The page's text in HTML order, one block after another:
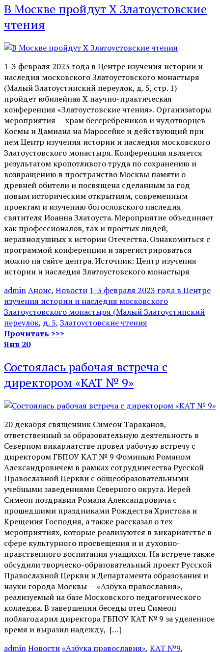
В Москве пройдут X Златоустовские
чтения
1-3 февраля 2023 года в Центре изучения истории и
наследия московского Златоустовского монастыря
(Малый Златоустинский переулок, д. 5, стр. 1)
пройдет юбилейная Х научно-практическая
конференция «Златоустовские чтения». Организаторы
мероприятия — храм бессребреников и чудотворцев
Космы и Дамиана на Маросейке и действующий при
нем Центр изучения истории и наследия московского
Златоустовского монастыря. Конференция является
результатом кропотливого труда по сохранению и
возвращению в пространство Москвы памяти о
древней обители и посвящена сделанным за год
новым историческим открытиям, современным
проектам и изучению богословского наследия
святителя Иоанна Златоуста. Мероприятие объединяет
как профессионалов, так и простых людей,
неравнодушных к истории Отечества. Ознакомиться с
программой конференции и зарегистрироваться
можно на сайте центра. Источник: Центр изучения
истории и наследия Златоустовского монастыря
adminАнонс, Новости 1-3 февраля 2023 года в Центре
изучения истории и наследия московского
Златоустовского монастыря (Малый Златоустинский
переулок, д. 5, Златоустовские чтения
Прочитать >>>
Янв 20
Состоялась рабочая встреча с
директором «КАТ № 9»
20 декабря священник Симеон Тараканов,
ответственный за образовательную деятельность в
Северном викариатстве провел рабочую встречу с
директором ГБПОУ КАТ № 9 Фоминым Романом
Александровичем в рамках сотрудничества Русской
Православной Церкви с общеобразовательными
учебными заведениями Северного округа. Иерей
Симеон поздравил Романа Александровича с
прошедшими праздниками Рождества Христова и
Крещения Господня, а также рассказал о тех
мероприятиях, которые реализуются в викариатстве в
сфере культурного просвещения и и духовно-
нравственного воспитания учащихся. На встрече также
обсудили творческо-образовательный проект Русской
Православной Церкви и Департамента образования и
науки города Москвы — «Азбука православия»,
реализуемый на базе Московского педагогического
колледжа. В завершении беседы отец Симеон
поблагодарил директора ГБПОУ КАТ № 9 за уделенное
время и выразил надежду, […]
adminНовости«Азбука православия», КАТ №9,